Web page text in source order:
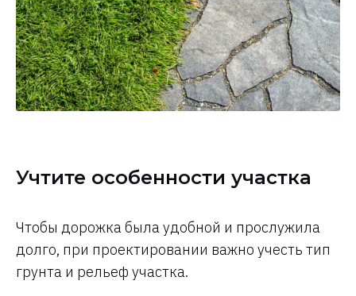
Учтите особенности участка
Чтобы дорожка была удобной и прослужила
долго, при проектировании важно учесть тип
грунта и рельеф участка.